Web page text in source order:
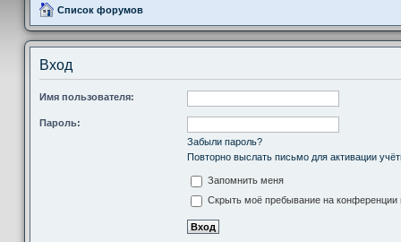
Список форумов
Вход
Имя пользователя:
Пароль:
Забыли пароль?
Повторно выслать письмо для активации
Запомнить меня
Скрыть моё пребывание на конференции